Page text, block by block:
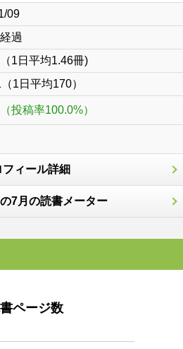
09
過
1日平均1.46冊)
1日平均170）
投稿率100.0%）
フィール詳細
7月の読書メーター
ページ数